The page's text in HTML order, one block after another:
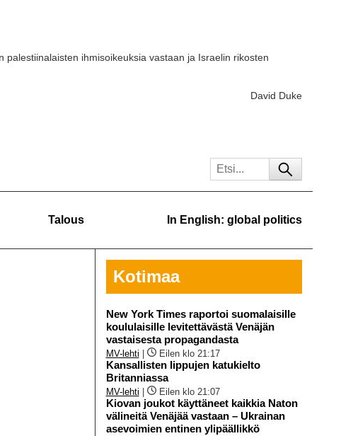
palestiinalaisten ihmisoikeuksia vastaan ja Israelin rikosten
David Duke
Talous In English: global politics
Kotimaa
New York Times raportoi suomalaisille
koululaisille levitettävästä Venäjän
vastaisesta propagandasta
MV-lehti Eilen klo 21:17
Kansallisten lippujen katukielto
Britanniassa
MV-lehti Eilen klo 21:07
Kiovan joukot käyttäneet kaikkia Naton
välineitä Venäjää vastaan – Ukrainan
asevoimien entinen ylipäällikkö